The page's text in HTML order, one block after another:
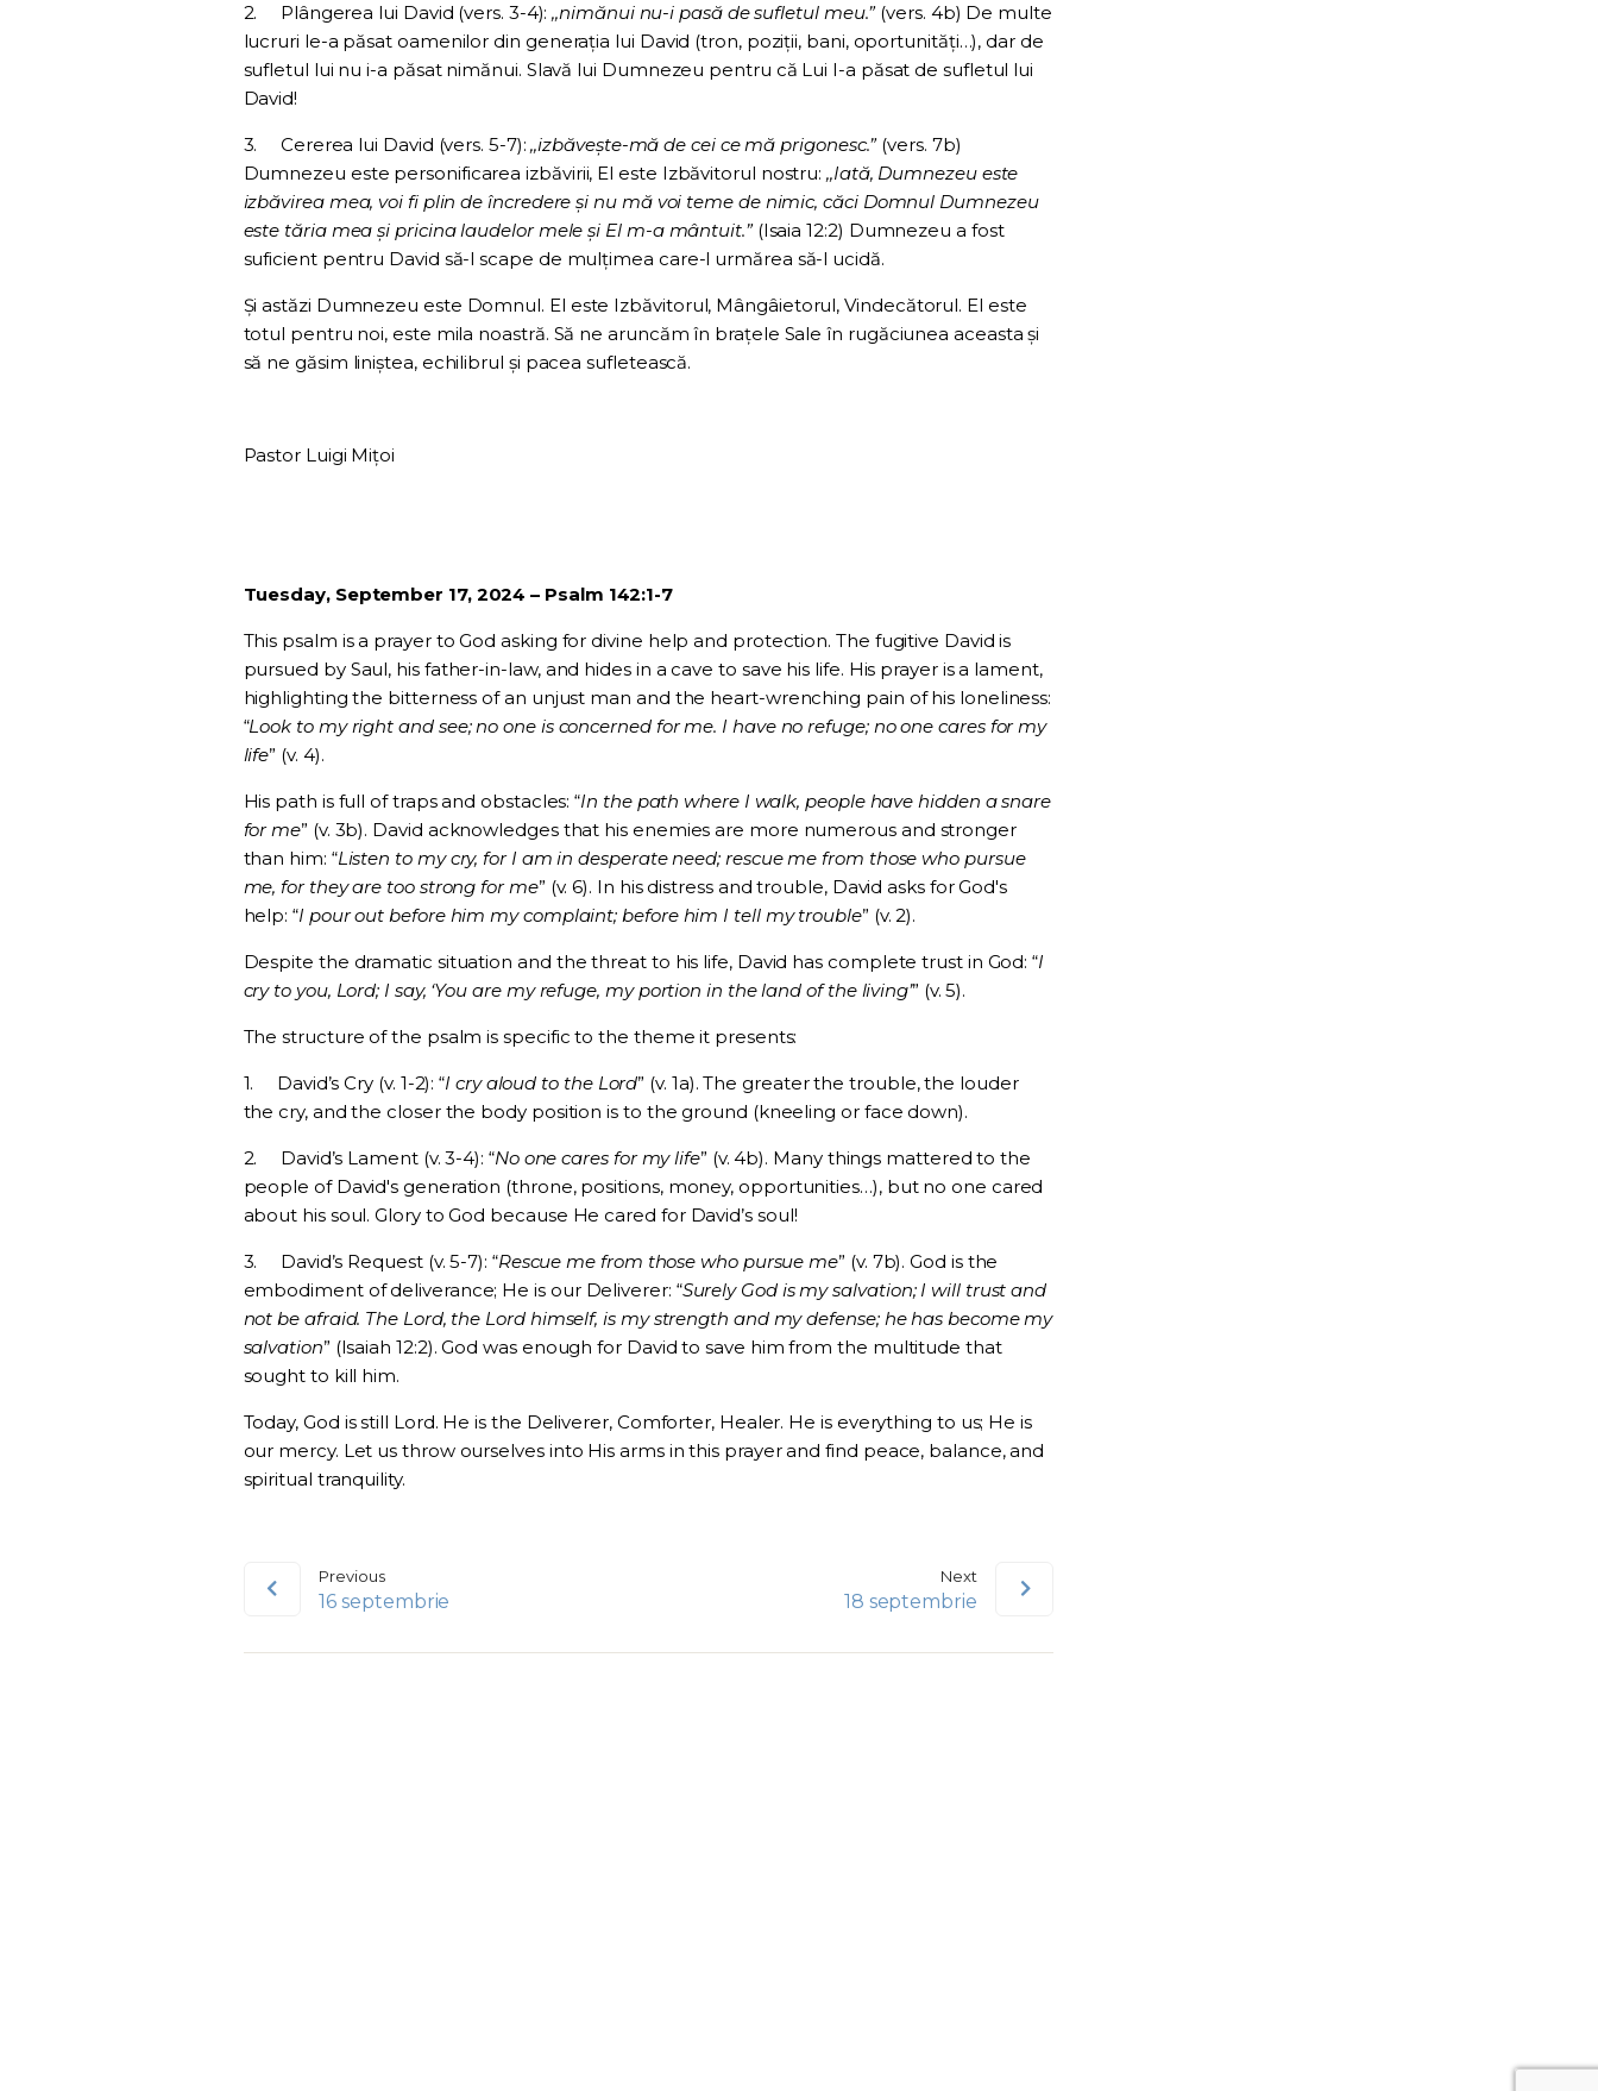
2. Plângerea lui David (vers. 3-4):,,nimănui nu-i pasă de sufletul meu.”(vers. 4b) De multe
lucruri le-a păsat oamenilor din generația lui David (tron, poziții, bani, oportunități…), dar de
sufletul lui nu i-a păsat nimănui. Slavă lui Dumnezeu pentru că Lui I-a păsat de sufletul lui
David!
3. Cererea lui David (vers. 5-7):,,izbăvește-mă de cei ce mă prigonesc.”(vers. 7b)
Dumnezeu este personificarea izbăvirii, El este Izbăvitorul nostru:,,Iată, Dumnezeu este
izbăvirea mea, voi fi plin de încredere şi nu mă voi teme de nimic, căci Domnul Dumnezeu
este tăria mea şi pricina laudelor mele şi El m-a mântuit.”(Isaia 12:2) Dumnezeu a fost
suficient pentru David să-l scape de mulțimea care-l urmărea să-l ucidă.
Și astăzi Dumnezeu este Domnul. El este Izbăvitorul, Mângâietorul, Vindecătorul. El este
totul pentru noi, este mila noastră. Să ne aruncăm în brațele Sale în rugăciunea aceasta și
să ne găsim liniștea, echilibrul și pacea sufletească.
Pastor Luigi Mițoi
Tuesday, September 17, 2024 – Psalm 142:1-7
This psalm is a prayer to God asking for divine help and protection. The fugitive David is
pursued by Saul, his father-in-law, and hides in a cave to save his life. His prayer is a lament,
highlighting the bitterness of an unjust man and the heart-wrenching pain of his loneliness:
“Look to my right and see; no one is concerned for me. I have no refuge; no one cares for my
life” (v. 4).
His path is full of traps and obstacles: “In the path where I walk, people have hidden a snare
for me” (v. 3b). David acknowledges that his enemies are more numerous and stronger
than him: “Listen to my cry, for I am in desperate need; rescue me from those who pursue
me, for they are too strong for me” (v. 6). In his distress and trouble, David asks for God's
help: “I pour out before him my complaint; before him I tell my trouble” (v. 2).
Despite the dramatic situation and the threat to his life, David has complete trust in God: “I
cry to you, Lord; I say, ‘You are my refuge, my portion in the land of the living’” (v. 5).
The structure of the psalm is specific to the theme it presents:
1. David’s Cry (v. 1-2): “I cry aloud to the Lord” (v. 1a). The greater the trouble, the louder
the cry, and the closer the body position is to the ground (kneeling or face down).
2. David’s Lament (v. 3-4): “No one cares for my life” (v. 4b). Many things mattered to the
people of David's generation (throne, positions, money, opportunities…), but no one cared
about his soul. Glory to God because He cared for David’s soul!
3. David’s Request (v. 5-7): “Rescue me from those who pursue me” (v. 7b). God is the
embodiment of deliverance; He is our Deliverer: “Surely God is my salvation; I will trust and
not be afraid. The Lord, the Lord himself, is my strength and my defense; he has become my
salvation” (Isaiah 12:2). God was enough for David to save him from the multitude that
sought to kill him.
Today, God is still Lord. He is the Deliverer, Comforter, Healer. He is everything to us; He is
our mercy. Let us throw ourselves into His arms in this prayer and find peace, balance, and
spiritual tranquility.
Previous
16 septembrie
Next
18 septembrie